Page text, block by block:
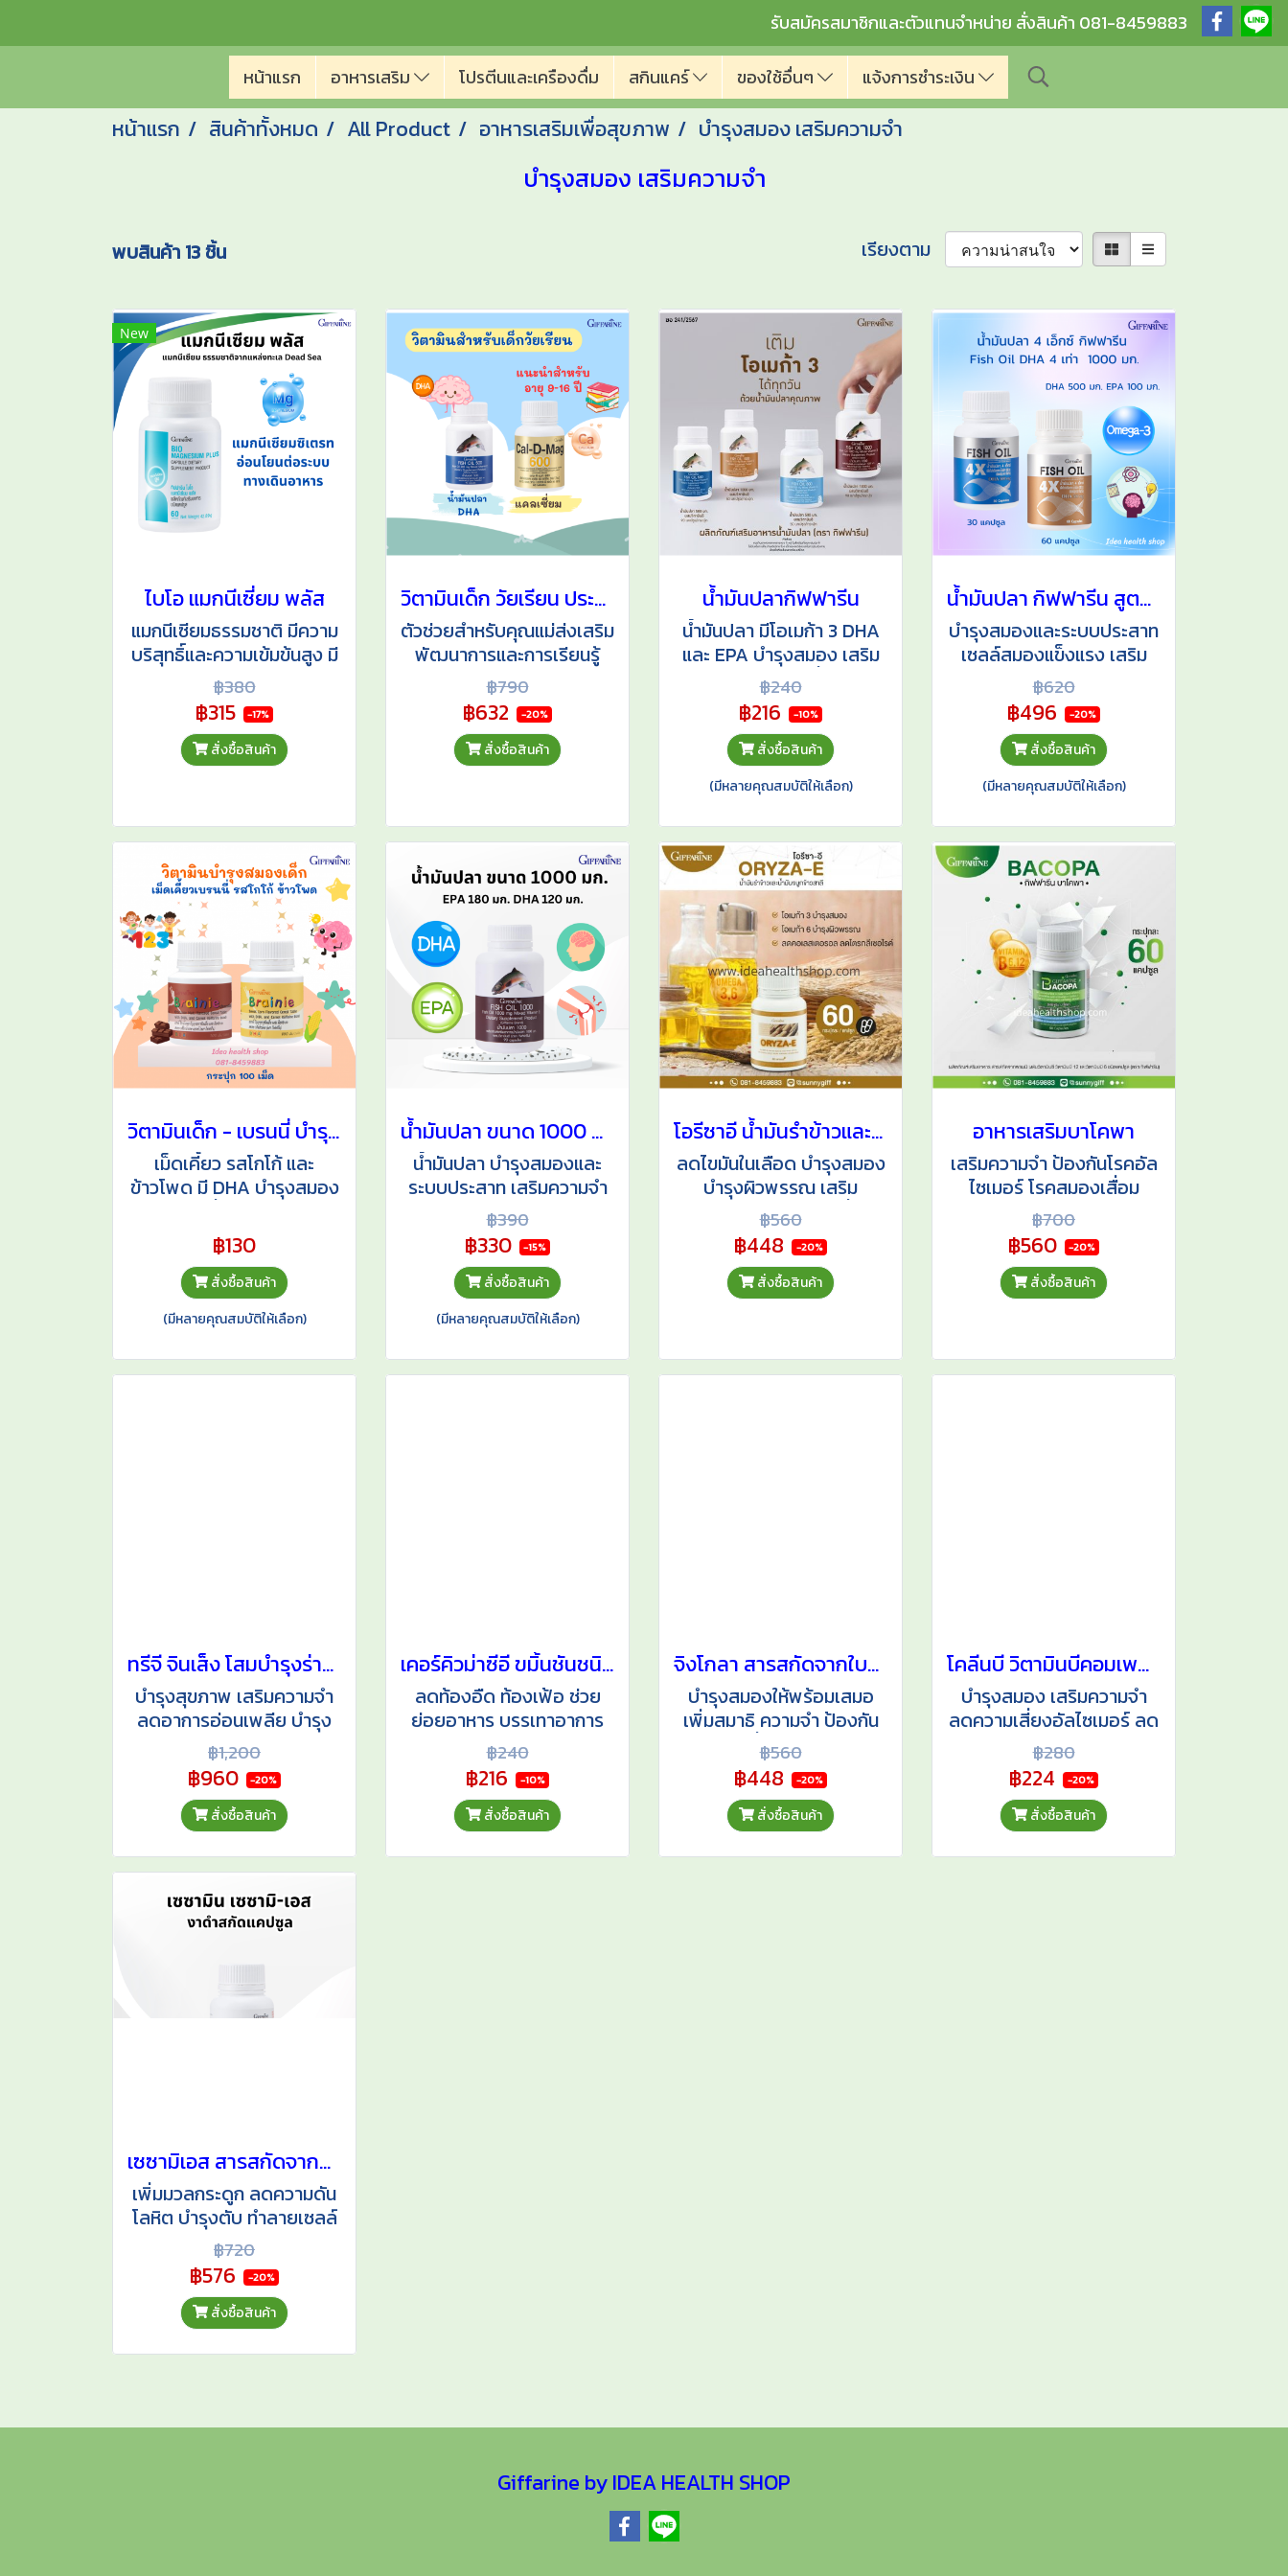
รับสมัครสมาชิกและตัวแทนจำหน่าย สั่งสินค้า 081-8459883
หน้าแรก อาหารเสริม โปรตีนและเครืองดื่ม สกินแคร์ ของใช้อื่นๆ แจ้งการชำระเงิน
หน้าแรก สินค้าทั้งหมด All Product อาหารเสริมเพื่อสุขภาพ บำรุงสมอง เสริมความจำ
บำรุงสมอง เสริมความจำ
พบสินค้า 13 ชิ้น เรียงตาม
New
ไบโอ แมกนีเซี่ยม พลัส
แมกนีเซียมธรรมชาติ มีความ
บริสุทธิ์และความเข้มข้นสูง มี
ส่วนช่วยในการทำงานตาม
ปกติของระบบประสาทและ
กล้ามเนื้อ ลดอาการชา
ตะคริว ลดปวดไมเกรน บำรุง
กระดูกในผู้สูงอายุ
฿380
฿315 -17%
สั่งซื้อสินค้า
วิตามินเด็ก วัยเรียน ประถม มัธยม
ตัวช่วยสำหรับคุณแม่ส่งเสริม
พัฒนาการและการเรียนรู้
สำหรับลูกๆ ให้เติบโตสมวัย
ฉลาด และแข็งแรง แนะนำ
สำหรับเด็กวัย 9-16 ปี
฿790
฿632 -20%
สั่งซื้อสินค้า
น้ำมันปลากิฟฟารีน
น้ำมันปลา มีโอเมก้า 3 DHA
และ EPA บำรุงสมอง เสริม
ความจำ ลดข้อเสื่อม ข้อ
อักเสบ รูมาตอยด์
฿240
฿216 -10%
สั่งซื้อสินค้า
(มีหลายคุณสมบัติให้เลือก)
น้ำมันปลา กิฟฟารีน สูตร DHA 4 เท่า 30 และ 60 แคปซูล
บำรุงสมองและระบบประสาท
เซลล์สมองแข็งแรง เสริม
สมาธิ ความจำและความ
สามารถในการเรียนรู้
฿620
฿496 -20%
สั่งซื้อสินค้า
(มีหลายคุณสมบัติให้เลือก)
วิตามินเด็ก - เบรนนี่ บำรุงสมอง
เม็ดเคี้ยว รสโกโก้ และ
ข้าวโพด มี DHA บำรุงสมอง
สมาธิ ความจำ อร่อย ทานได้
ทุกวัน
฿130
สั่งซื้อสินค้า
(มีหลายคุณสมบัติให้เลือก)
น้ำมันปลา ขนาด 1000 มก.
น้ำมันปลา บำรุงสมองและ
ระบบประสาท เสริมความจำ
ลดอัลไซเมอร์ ลดข้ออักเสบ
ข้อเสื่อม
฿390
฿330 -15%
สั่งซื้อสินค้า
(มีหลายคุณสมบัติให้เลือก)
โอรีซาอี น้ำมันรำข้าวและน้ำมันจมูกข้าวสาลี
ลดไขมันในเลือด บำรุงสมอง
บำรุงผิวพรรณ เสริม
ภูมิคุ้มกัน ชลอความเสื่อม
ของเซลล์ในร่างกาย
฿560
฿448 -20%
สั่งซื้อสินค้า
อาหารเสริมบาโคพา
เสริมความจำ ป้องกันโรคอัล
ไซเมอร์ โรคสมองเสื่อม
บำรุงสมองให้ทำงานได้อย่าง
มีประสิทธิภาพ
฿700
฿560 -20%
สั่งซื้อสินค้า
ทรีจี จินเส็ง โสมบำรุงร่างกาย
บำรุงสุขภาพ เสริมความจำ
ลดอาการอ่อนเพลีย บำรุง
ปอด
฿1,200
฿960 -20%
สั่งซื้อสินค้า
เคอร์คิวม่าซีอี ขมิ้นชันชนิดแคปซูล
ลดท้องอืด ท้องเฟ้อ ช่วย
ย่อยอาหาร บรรเทาอาการ
กรดไหลย้อน บำรุงตับ บำรุง
สมอง ยั้บยั้งเซลล์มะเร็ง
฿240
฿216 -10%
สั่งซื้อสินค้า
จิงโกลา สารสกัดจากใบแป๊ะก๊วย
บำรุงสมองให้พร้อมเสมอ
เพิ่มสมาธิ ความจำ ป้องกัน
สมองเสื่อม อัลไซเมอร์
฿560
฿448 -20%
สั่งซื้อสินค้า
โคลีนบี วิตามินบีคอมเพล็กซ์ Choline-B
บำรุงสมอง เสริมความจำ
ลดความเสี่ยงอัลไซเมอร์ ลด
อาการเหน็บชา ปลายประสาท
อักเสบ
฿280
฿224 -20%
สั่งซื้อสินค้า
เซซามิเอส สารสกัดจากงาดำผสมข้าวกล้องงอก
เพิ่มมวลกระดูก ลดความดัน
โลหิต บำรุงตับ ทำลายเซลล์
มะเร็งเต้านม ลด
คอเลสเตอรอล
฿720
฿576 -20%
สั่งซื้อสินค้า
Giffarine by IDEA HEALTH SHOP